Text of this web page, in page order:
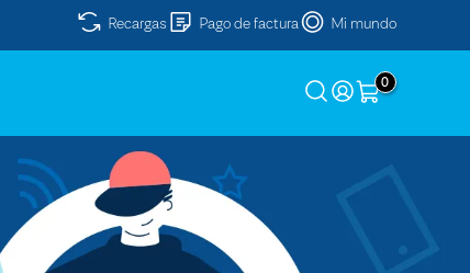
Recargas Pago de factura Mi mundo
0